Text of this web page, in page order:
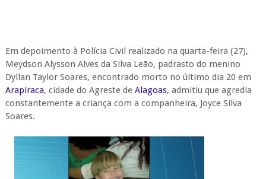
Em depoimento à Polícia Civil realizado na quarta-feira (27),
Meydson Alysson Alves da Silva Leão, padrasto do menino
Dyllan Taylor Soares, encontrado morto no último dia 20 em
Arapiraca, cidade do Agreste de Alagoas, admitiu que agredia
constantemente a criança com a companheira, Joyce Silva
Soares.